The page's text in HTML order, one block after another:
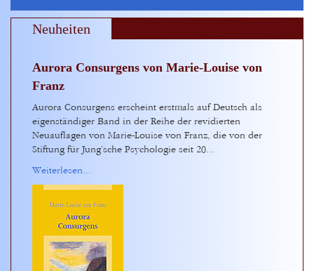
Neuheiten
Aurora Consurgens von Marie-Louise von
Franz
Aurora Consurgens erscheint erstmals auf Deutsch als
eigenständiger Band in der Reihe der revidierten
Neuauflagen von Marie-Louise von Franz, die von der
Stiftung für Jung’sche Psychologie seit 20...
Weiterlesen...